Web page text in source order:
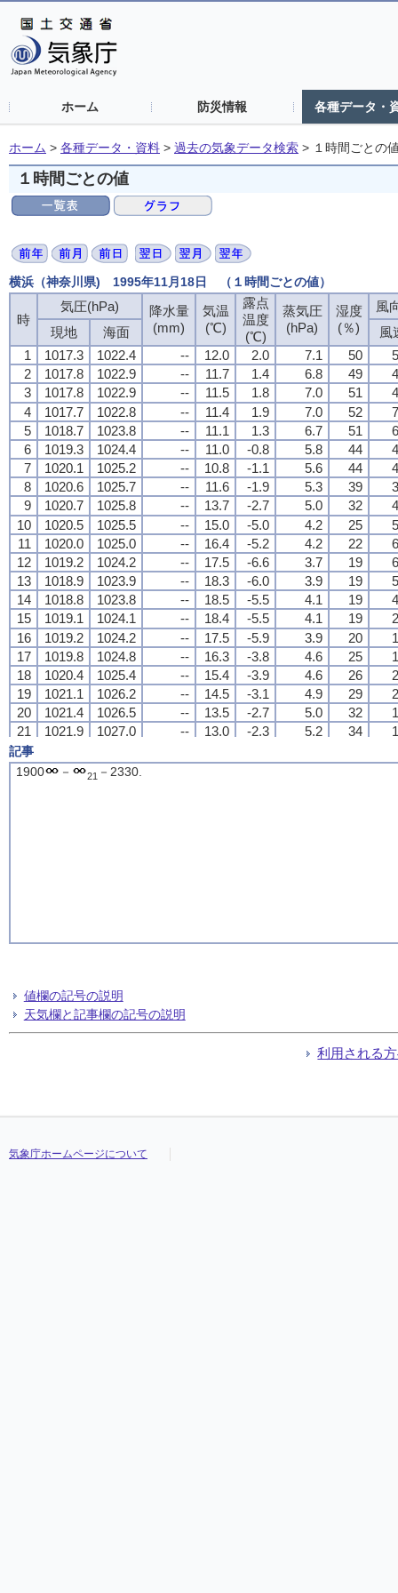
ホーム 防災情報 各種データ・
ホーム > 各種データ・資料 > 過去の気象データ検索 > １時間ごとの
１時間ごとの値
横浜（神奈川県) 1995年11月18日 （１時間ごとの値）
時
気圧(hPa)
降水量
(mm)
気温
(℃)
露点
温度
(℃)
蒸気圧
(hPa)
湿度
(％)
風
現地
海面
風
1
1017.3 1022.4 -- 12.0 2.0 7.1 50
2
1017.8 1022.9 -- 11.7 1.4 6.8 49
3
1017.8 1022.9 -- 11.5 1.8 7.0 51
4
1017.7 1022.8 -- 11.4 1.9 7.0 52
5
1018.7 1023.8 -- 11.1 1.3 6.7 51
6
1019.3 1024.4 -- 11.0 -0.8 5.8 44
7
1020.1 1025.2 -- 10.8 -1.1 5.6 44
8
1020.6 1025.7 -- 11.6 -1.9 5.3 39
9
1020.7 1025.8 -- 13.7 -2.7 5.0 32
10
1020.5 1025.5 -- 15.0 -5.0 4.2 25
11
1020.0 1025.0 -- 16.4 -5.2 4.2 22
12
1019.2 1024.2 -- 17.5 -6.6 3.7 19
13
1018.9 1023.9 -- 18.3 -6.0 3.9 19
14
1018.8 1023.8 -- 18.5 -5.5 4.1 19
15
1019.1 1024.1 -- 18.4 -5.5 4.1 19
16
1019.2 1024.2 -- 17.5 -5.9 3.9 20
17
1019.8 1024.8 -- 16.3 -3.8 4.6 25
18
1020.4 1025.4 -- 15.4 -3.9 4.6 26
19
1021.1 1026.2 -- 14.5 -3.1 4.9 29
20
1021.4 1026.5 -- 13.5 -2.7 5.0 32
21
1021.9 1027.0 -- 13.0 -2.3 5.2 34
22
23
1022.1 1027.2
時
気圧(hPa)
降水量
(mm)
気温
(℃)
露点
温度
(℃)
蒸気圧
(hPa)
湿度
(％)
風
現地
海面
風
1
1017.3 1022.4 -- 12.0 2.0 7.1 50
2
1017.8 1022.9 -- 11.7 1.4 6.8 49
3
1017.8 1022.9 -- 11.5 1.8 7.0 51
4
1017.7 1022.8 -- 11.4 1.9 7.0 52
5
1018.7 1023.8 -- 11.1 1.3 6.7 51
6
1019.3 1024.4 -- 11.0 -0.8 5.8 44
7
1020.1 1025.2 -- 10.8 -1.1 5.6 44
8
1020.6 1025.7 -- 11.6 -1.9 5.3 39
9
1020.7 1025.8 -- 13.7 -2.7 5.0 32
10
1020.5 1025.5 -- 15.0 -5.0 4.2 25
11
1020.0 1025.0 -- 16.4 -5.2 4.2 22
12
1019.2 1024.2 -- 17.5 -6.6 3.7 19
13
1018.9 1023.9 -- 18.3 -6.0 3.9 19
14
1018.8 1023.8 -- 18.5 -5.5 4.1 19
15
1019.1 1024.1 -- 18.4 -5.5 4.1 19
16
1019.2 1024.2 -- 17.5 -5.9 3.9 20
17
1019.8 1024.8 -- 16.3 -3.8 4.6 25
18
1020.4 1025.4 -- 15.4 -3.9 4.6 26
19
1021.1 1026.2 -- 14.5 -3.1 4.9 29
20
1021.4 1026.5 -- 13.5 -2.7 5.0 32
21
1021.9 1027.0 -- 13.0 -2.3 5.2 34
22
23
1022.1 1027.2
時
気圧(hPa)
降水量
(mm)
気温
(℃)
露点
温度
(℃)
蒸気圧
(hPa)
湿度
(％)
風
現地
海面
風
1
1017.3 1022.4 -- 12.0 2.0 7.1 50
2
1017.8 1022.9 -- 11.7 1.4 6.8 49
3
1017.8 1022.9 -- 11.5 1.8 7.0 51
4
1017.7 1022.8 -- 11.4 1.9 7.0 52
5
1018.7 1023.8 -- 11.1 1.3 6.7 51
6
1019.3 1024.4 -- 11.0 -0.8 5.8 44
7
1020.1 1025.2 -- 10.8 -1.1 5.6 44
8
1020.6 1025.7 -- 11.6 -1.9 5.3 39
9
1020.7 1025.8 -- 13.7 -2.7 5.0 32
10
1020.5 1025.5 -- 15.0 -5.0 4.2 25
11
1020.0 1025.0 -- 16.4 -5.2 4.2 22
12
1019.2 1024.2 -- 17.5 -6.6 3.7 19
13
1018.9 1023.9 -- 18.3 -6.0 3.9 19
14
1018.8 1023.8 -- 18.5 -5.5 4.1 19
15
1019.1 1024.1 -- 18.4 -5.5 4.1 19
16
1019.2 1024.2 -- 17.5 -5.9 3.9 20
17
1019.8 1024.8 -- 16.3 -3.8 4.6 25
18
1020.4 1025.4 -- 15.4 -3.9 4.6 26
19
1021.1 1026.2 -- 14.5 -3.1 4.9 29
20
1021.4 1026.5 -- 13.5 -2.7 5.0 32
21
1021.9 1027.0 -- 13.0 -2.3 5.2 34
22
23
1022.1 1027.2
時
気圧(hPa)
降水量
(mm)
気温
(℃)
露点
温度
(℃)
蒸気圧
(hPa)
湿度
(％)
風
現地
海面
風
1
1017.3 1022.4 -- 12.0 2.0 7.1 50
2
1017.8 1022.9 -- 11.7 1.4 6.8 49
3
1017.8 1022.9 -- 11.5 1.8 7.0 51
4
1017.7 1022.8 -- 11.4 1.9 7.0 52
5
1018.7 1023.8 -- 11.1 1.3 6.7 51
6
1019.3 1024.4 -- 11.0 -0.8 5.8 44
7
1020.1 1025.2 -- 10.8 -1.1 5.6 44
8
1020.6 1025.7 -- 11.6 -1.9 5.3 39
9
1020.7 1025.8 -- 13.7 -2.7 5.0 32
10
1020.5 1025.5 -- 15.0 -5.0 4.2 25
11
1020.0 1025.0 -- 16.4 -5.2 4.2 22
12
1019.2 1024.2 -- 17.5 -6.6 3.7 19
13
1018.9 1023.9 -- 18.3 -6.0 3.9 19
14
1018.8 1023.8 -- 18.5 -5.5 4.1 19
15
1019.1 1024.1 -- 18.4 -5.5 4.1 19
16
1019.2 1024.2 -- 17.5 -5.9 3.9 20
17
1019.8 1024.8 -- 16.3 -3.8 4.6 25
18
1020.4 1025.4 -- 15.4 -3.9 4.6 26
19
1021.1 1026.2 -- 14.5 -3.1 4.9 29
20
1021.4 1026.5 -- 13.5 -2.7 5.0 32
21
1021.9 1027.0 -- 13.0 -2.3 5.2 34
22
23
1022.1 1027.2
記事
1900
－ 21 －2330.
値欄の記号の説明
天気欄と記事欄の記号の説明
利用される
気象庁ホームページについて